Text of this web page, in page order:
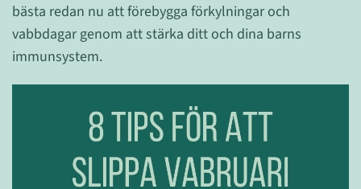
bästa redan nu att förebygga förkylningar och
vabbdagar genom att stärka ditt och dina barns
immunsystem.